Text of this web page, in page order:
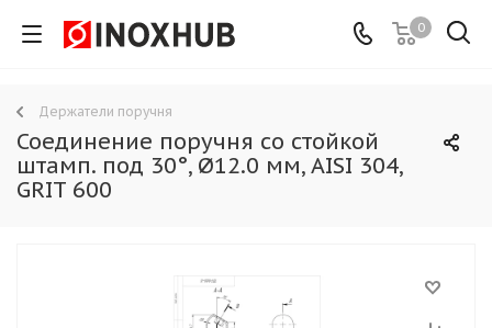
0
Держатели поручня
Соединение поручня со стойкой
штамп. под 30°, Ø12.0 мм, AISI 304,
GRIT 600